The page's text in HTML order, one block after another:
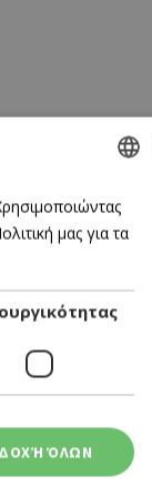
GREEK
ENGLISH
μας για τα
ΌΛΩΝ